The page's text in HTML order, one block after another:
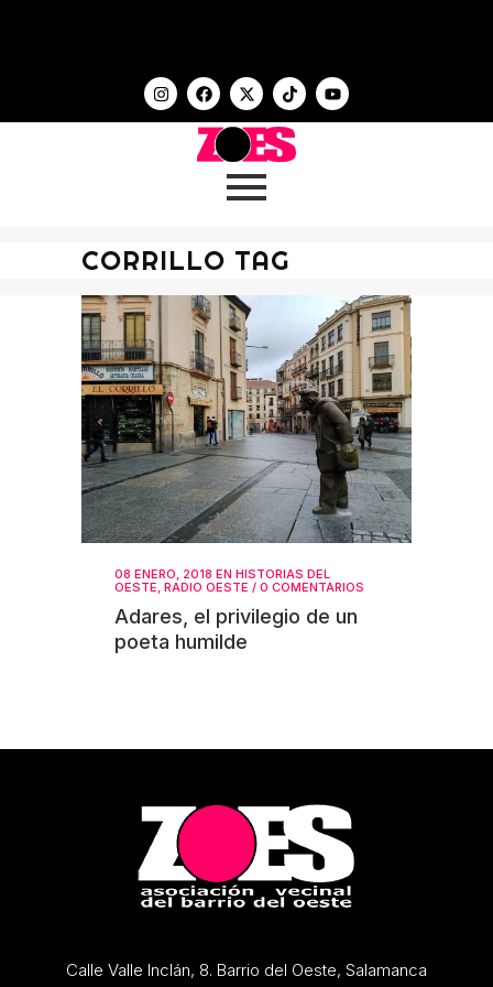
CORRILLO TAG
08 ENERO, 2018 EN HISTORIAS DEL
OESTE, RADIO OESTE / 0 COMENTARIOS
Adares, el privilegio de un
poeta humilde
Calle Valle Inclán, 8. Barrio del Oeste, Salamanca